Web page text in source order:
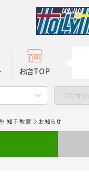
お店TOP
市町村を
知手教室 お知らせ